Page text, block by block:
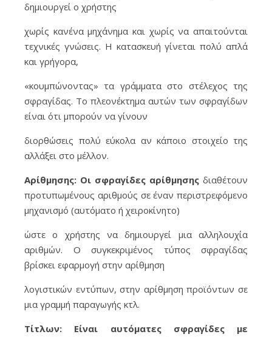
δημιουργεί ο χρήστης
χωρίς κανένα μηχάνημα και χωρίς να απαιτούνται
τεχνικές γνώσεις. Η κατασκευή γίνεται πολύ απλά
και γρήγορα,
«κουμπώνοντας» τα γράμματα στο στέλεχος της
σφραγίδας. Το πλεονέκτημα αυτών των σφραγίδων
είναι ότι μπορούν να γίνουν
διορθώσεις πολύ εύκολα αν κάποιο στοιχείο της
αλλάξει στο μέλλον.
Αρίθμησης: Οι σφραγίδες αρίθμησης διαθέτουν
προτυπωμένους αριθμούς σε έναν περιστρεφόμενο
μηχανισμό (αυτόματο ή χειροκίνητο)
ώστε ο χρήστης να δημιουργεί μια αλληλουχία
αριθμών. Ο συγκεκριμένος τύπος σφραγίδας
βρίσκει εφαρμογή στην αρίθμηση
λογιστικών εντύπων, στην αρίθμηση προϊόντων σε
μια γραμμή παραγωγής κτλ.
Τίτλων: Είναι αυτόματες σφραγίδες με